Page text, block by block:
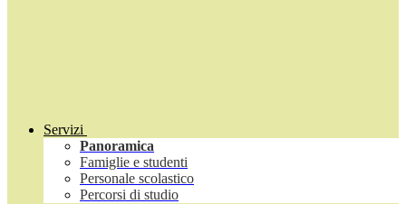
Servizi
Panoramica
Famiglie e studenti
Personale scolastico
Percorsi di studio